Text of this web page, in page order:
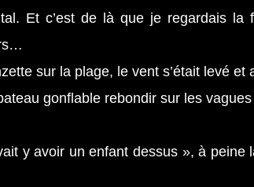
Et c’est de là que je regardais
sur la plage, le vent s’était levé et
gonflable rebondir sur les
y avoir un enfant dessus », à